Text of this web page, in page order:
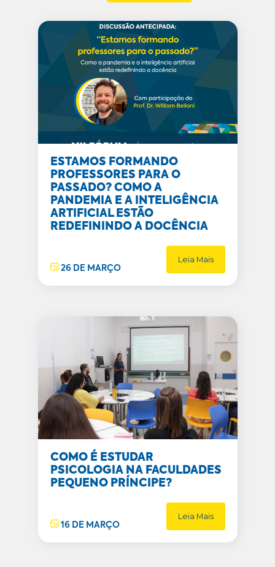
ESTAMOS FORMANDO
PROFESSORES PARA O
PASSADO? COMO A
PANDEMIA E A INTELIGÊNCIA
ARTIFICIAL ESTÃO
REDEFININDO A DOCÊNCIA
26 DE MARÇO
Leia Mais
COMO É ESTUDAR
PSICOLOGIA NA FACULDADES
PEQUENO PRÍNCIPE?
16 DE MARÇO
Leia Mais